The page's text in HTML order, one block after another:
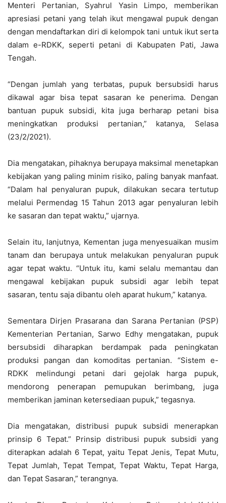
Menteri Pertanian, Syahrul Yasin Limpo, memberikan
apresiasi petani yang telah ikut mengawal pupuk dengan
dengan mendaftarkan diri di kelompok tani untuk ikut serta
dalam e-RDKK, seperti petani di Kabupaten Pati, Jawa
Tengah.
“Dengan jumlah yang terbatas, pupuk bersubsidi harus
dikawal agar bisa tepat sasaran ke penerima. Dengan
bantuan pupuk subsidi, kita juga berharap petani bisa
meningkatkan produksi pertanian,” katanya, Selasa
(23/2/2021).
Dia mengatakan, pihaknya berupaya maksimal menetapkan
kebijakan yang paling minim risiko, paling banyak manfaat.
“Dalam hal penyaluran pupuk, dilakukan secara tertutup
melalui Permendag 15 Tahun 2013 agar penyaluran lebih
ke sasaran dan tepat waktu,” ujarnya.
Selain itu, lanjutnya, Kementan juga menyesuaikan musim
tanam dan berupaya untuk melakukan penyaluran pupuk
agar tepat waktu. “Untuk itu, kami selalu memantau dan
mengawal kebijakan pupuk subsidi agar lebih tepat
sasaran, tentu saja dibantu oleh aparat hukum,” katanya.
Sementara Dirjen Prasarana dan Sarana Pertanian (PSP)
Kementerian Pertanian, Sarwo Edhy mengatakan, pupuk
bersubsidi diharapkan berdampak pada peningkatan
produksi pangan dan komoditas pertanian. “Sistem e-
RDKK melindungi petani dari gejolak harga pupuk,
mendorong penerapan pemupukan berimbang, juga
memberikan jaminan ketersediaan pupuk,” tegasnya.
Dia mengatakan, distribusi pupuk subsidi menerapkan
prinsip 6 Tepat.” Prinsip distribusi pupuk subsidi yang
diterapkan adalah 6 Tepat, yaitu Tepat Jenis, Tepat Mutu,
Tepat Jumlah, Tepat Tempat, Tepat Waktu, Tepat Harga,
dan Tepat Sasaran,” terangnya.